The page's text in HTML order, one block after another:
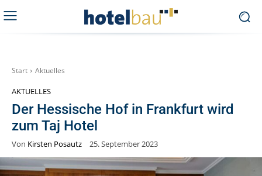
Start Aktuelles
AKTUELLES
Der Hessische Hof in Frankfurt wird
zum Taj Hotel
Von Kirsten Posautz 25. September 2023